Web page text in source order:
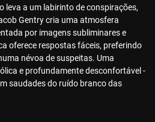
leva a um labirinto de conspirações,
Gentry cria uma atmosfera
por imagens subliminares e
oferece respostas fáceis, preferindo
névoa de suspeitas. Uma
e profundamente desconfortável -
saudades do ruído branco das